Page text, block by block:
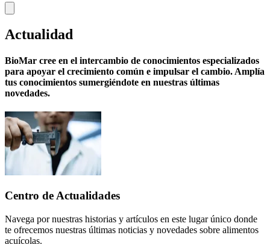
Actualidad
BioMar cree en el intercambio de conocimientos especializados
para apoyar el crecimiento común e impulsar el cambio. Amplía
tus conocimientos sumergiéndote en nuestras últimas
novedades.
Centro de Actualidades
Navega por nuestras historias y artículos en este lugar único donde
te ofrecemos nuestras últimas noticias y novedades sobre alimentos
acuícolas.